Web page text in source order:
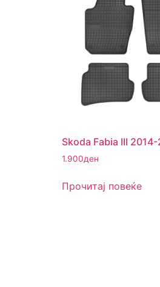
Skoda Fabia III 2014-
1.900ден
Прочитај повеќе